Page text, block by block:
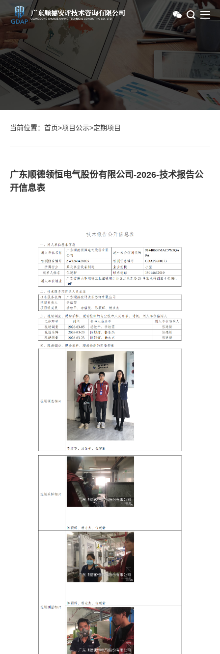
当前位置： 首页>项目公示>定期项目
广东顺德领恒电气股份有限公司-2026-技术报告公
开信息表